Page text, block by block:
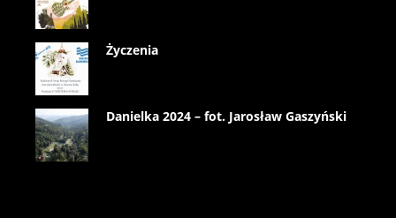
Życzenia
Danielka 2024 – fot. Jarosław Gaszyński